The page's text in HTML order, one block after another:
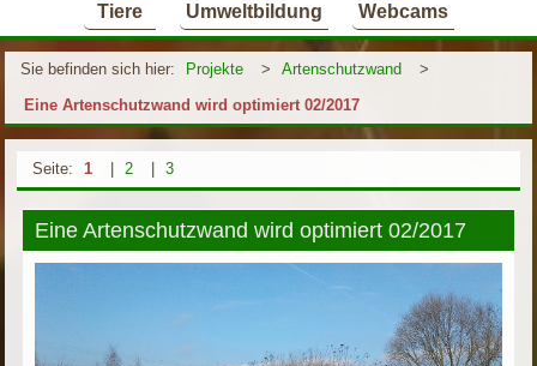
Tiere Umweltbildung Webcams
Sie befinden sich hier: Projekte > Artenschutzwand
>
Eine Artenschutzwand wird optimiert 02/2017
Seite: 1 2 3
Eine Artenschutzwand wird optimiert 02/2017